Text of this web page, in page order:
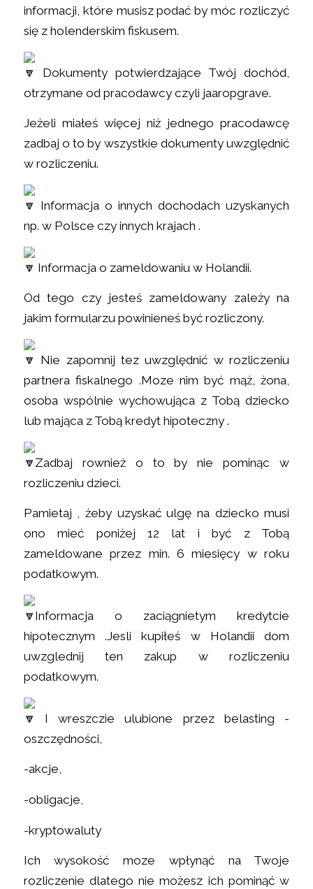
informacji, które musisz podać by móc rozliczyć
się z holenderskim fiskusem.
Dokumenty potwierdzające Twój dochód,
otrzymane od pracodawcy czyli jaaropgrave.
Jeżeli miałeś więcej niż jednego pracodawcę
zadbaj o to by wszystkie dokumenty uwzględnić
w rozliczeniu.
Informacja o innych dochodach uzyskanych
np. w Polsce czy innych krajach .
Informacja o zameldowaniu w Holandii.
Od tego czy jesteś zameldowany zależy na
jakim formularzu powinieneś być rozliczony.
Nie zapomnij tez uwzględnić w rozliczeniu
partnera fiskalnego .Moze nim być mąż, żona,
osoba wspólnie wychowująca z Tobą dziecko
lub mająca z Tobą kredyt hipoteczny .
Zadbaj rownież o to by nie pominąc w
rozliczeniu dzieci.
Pamietaj , żeby uzyskać ulgę na dziecko musi
ono mieć poniżej 12 lat i być z Tobą
zameldowane przez min. 6 miesięcy w roku
podatkowym.
Informacja o zaciągnietym kredytcie
hipotecznym .Jesli kupiłeś w Holandii dom
uwzglednij ten zakup w rozliczeniu
podatkowym.
I wreszczie ulubione przez belasting -
oszczędności,
-akcje,
-obligacje,
-kryptowaluty
Ich wysokość moze wpłynąć na Twoje
rozliczenie dlatego nie możesz ich pominąć w